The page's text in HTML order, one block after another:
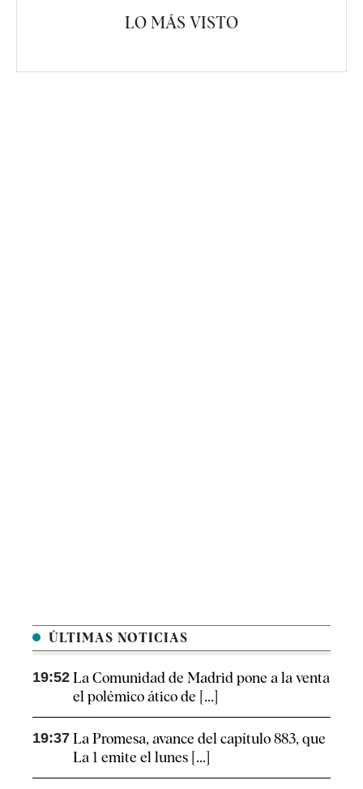
LO MÁS VISTO
ÚLTIMAS NOTICIAS
19:52 La Comunidad de Madrid pone a la venta
el polémico ático de [...]
19:37 La Promesa, avance del capítulo 883, que
La 1 emite el lunes [...]